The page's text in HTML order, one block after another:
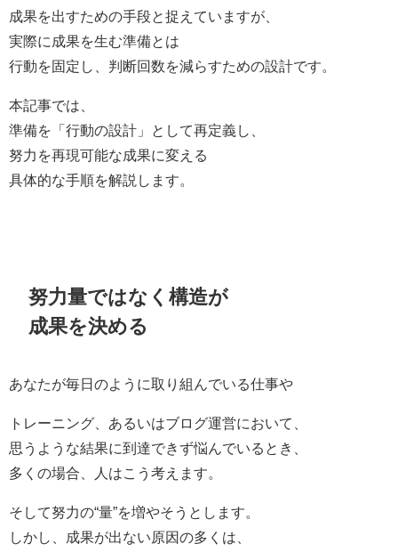
成果を出すための手段と捉えていますが、
実際に成果を生む準備とは
行動を固定し、判断回数を減らすための設計です。
本記事では、
準備を「行動の設計」として再定義し、
努力を再現可能な成果に変える
具体的な手順を解説します。
努力量ではなく構造が
成果を決める
あなたが毎日のように取り組んでいる仕事や
トレーニング、あるいはブログ運営において、
思うような結果に到達できず悩んでいるとき、
多くの場合、人はこう考えます。
そして努力の“量”を増やそうとします。
しかし、成果が出ない原因の多くは、